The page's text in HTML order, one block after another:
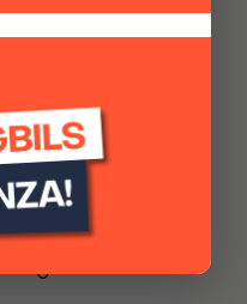
2026
El
0